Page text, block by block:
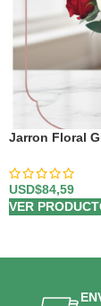
Jarron Floral
USD$84,59
VER